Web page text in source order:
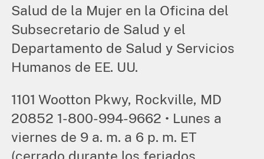
Salud de la Mujer en la Oficina del
Subsecretario de Salud y el
Departamento de Salud y Servicios
Humanos de EE. UU.
1101 Wootton Pkwy, Rockville, MD
20852 1-800-994-9662 • Lunes a
viernes de 9 a. m. a 6 p. m. ET
(cerrado durante los feriados